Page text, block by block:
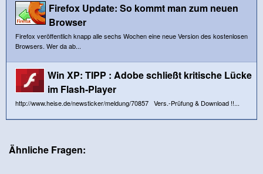
Firefox Update: So kommt man zum neuen
Browser
Firefox veröffentlich knapp alle sechs Wochen eine neue Version des kostenlosen
Browsers. Wer da ab...
Win XP: TIPP : Adobe schließt kritische Lücke
im Flash-Player
http://www.heise.de/newsticker/meldung/70857 Vers.-Prüfung & Download !!...
Ähnliche Fragen: